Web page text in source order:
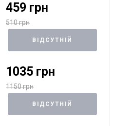
459 грн
510 грн
ВІДСУТНІЙ
1035 грн
1150 грн
ВІДСУТНІЙ